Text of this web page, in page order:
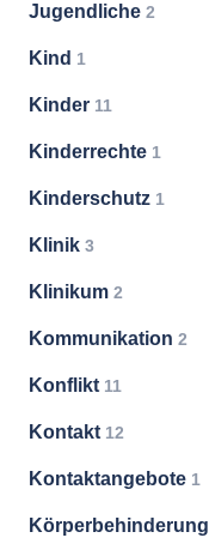
Jugendliche 2
Kind 1
Kinder 11
Kinderrechte 1
Kinderschutz 1
Klinik 3
Klinikum 2
Kommunikation 2
Konflikt 11
Kontakt 12
Kontaktangebote 1
Körperbehinderung